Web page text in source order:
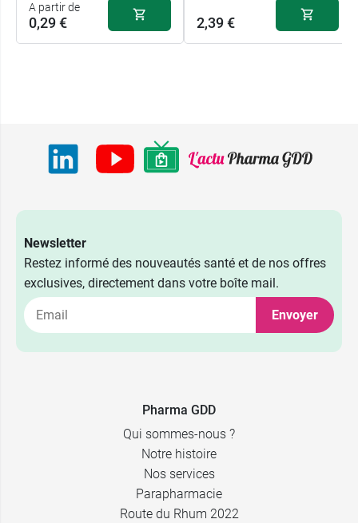
A partir de
0,29 €
5 cm x 4 m 0,29 €
0,49 €
2,39 €
40 x 5 ml
24 x 10 ml
Newsletter
Restez informé des nouveautés santé et de nos offres
exclusives, directement dans votre boîte mail.
Envoyer
Pharma GDD
Qui sommes-nous ?
Notre histoire
Nos services
Parapharmacie
Route du Rhum 2022